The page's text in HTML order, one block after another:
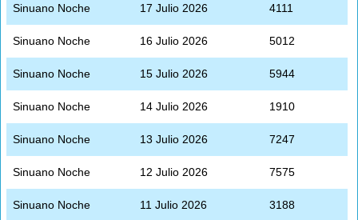
Sinuano Noche 17 Julio 2026 4111
Sinuano Noche 16 Julio 2026 5012
Sinuano Noche 15 Julio 2026 5944
Sinuano Noche 14 Julio 2026 1910
Sinuano Noche 13 Julio 2026 7247
Sinuano Noche 12 Julio 2026 7575
Sinuano Noche 11 Julio 2026 3188